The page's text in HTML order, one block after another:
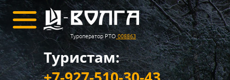
Туроператор РТО 008863
Туристам: